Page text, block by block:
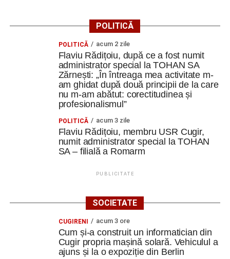
Programul de formare a fost completat de o zi culturală în
care a avut posibilitatea să descopere patrimoniul regiunii
Moravia de Sud.,,Am vizitat castelele Mikulov, Lednice și
Valtice, fiecare oferindu-ne o perspectivă diferită asupra
istoriei, arhitecturii și culturii acestei regiuni.
Astfel, învățarea nu s-a limitat la spațiul de curs. A
în care ne aflam”.
Să refolosim, să reparăm, să reinventăm
Unul dintre cele mai practice momente ale mobilității a
,,Am croșetat, am cusut, am reparat și am transformat
obiecte vechi în unele noi. Un tricou putea deveni o
poșetă sau o gentuță, iar un obiect aparent lipsit de
utilitate putea primi o nouă viață.
Aceste activități ne-au făcut să înțelegem că
POLITICĂ
POLITICĂ acum 2 zile
Flaviu Rădițoiu, după ce a fost numit
administrator special la TOHAN SA
Zărnești: „În întreaga mea activitate m-
am ghidat după două principii de la care
nu m-am abătut: corectitudinea și
profesionalismul”
POLITICĂ acum 3 zile
Flaviu Rădițoiu, membru USR Cugir,
numit administrator special la TOHAN
SA – filială a Romarm
PUBLICITATE
SOCIETATE
CUGIRENI acum 3 ore
Cum și-a construit un informatician din
Cugir propria mașină solară. Vehiculul a
ajuns și la o expoziție din Berlin